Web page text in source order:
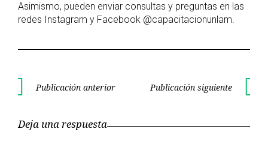
Asimismo, pueden enviar consultas y preguntas en las
redes Instagram y Facebook @capacitacionunlam.
Navegación
entradas
Publicación anterior Publicación siguiente
Deja una respuesta